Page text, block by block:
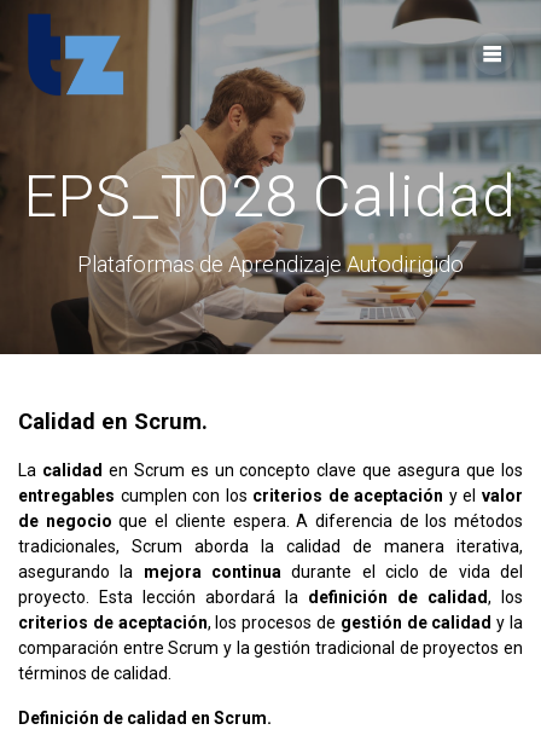
content
EPS_T028 Calidad
Plataformas de Aprendizaje Autodirigido
Calidad en Scrum.
La calidad en Scrum es un concepto clave que asegura que los
entregables cumplen con los criterios de aceptación y elvalor
de negocio que el cliente espera. A diferencia de los métodos
tradicionales, Scrum aborda la calidad de manera iterativa,
asegurando la mejora continua durante el ciclo de vida del
proyecto. Esta lección abordará la definición de calidad, los
criterios de aceptación, los procesos de gestión de calidad y la
comparación entre Scrum y la gestión tradicional de proyectos en
términos de calidad.
Definición de calidad en Scrum.